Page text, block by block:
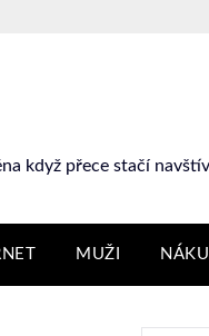
když přece stačí
MUŽI